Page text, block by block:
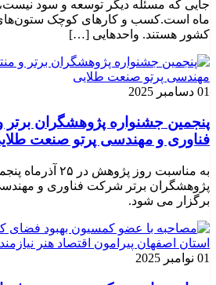
جایی که مسئله دیگر توسعه و سود نیست،
ماه است.کسب‌ و کارهای کوچک
کشور هستند. واحدهایی […]
01 دسامبر 2025
پنجمین جشنواره پژوهشگران
فناوری و مهندسی پرتو صنعت
به مناسبت روز
پژوهشگران برتر شرکت فناوری و
برگزار می شود.
01 نوامبر 2025